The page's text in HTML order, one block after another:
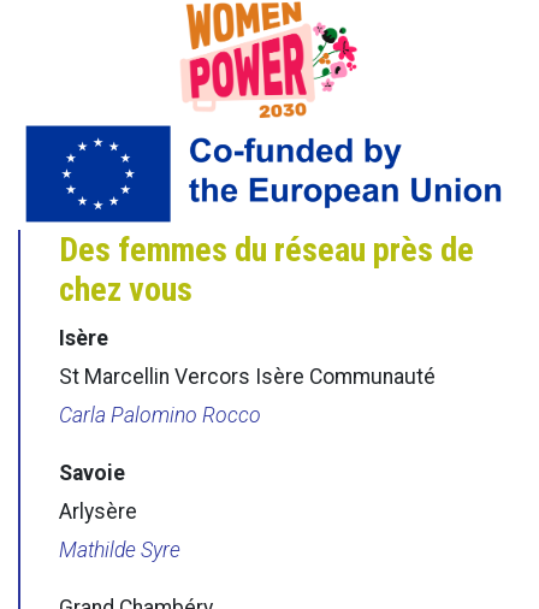
Des femmes du réseau près de
chez vous
Isère
St Marcellin Vercors Isère Communauté
Carla Palomino Rocco
Savoie
Arlysère
Mathilde Syre